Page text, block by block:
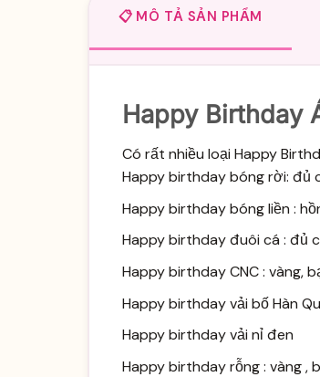
📋 MÔ TẢ SẢN PHẨM
Happy Birthday
Có rất nhiều loại Happy
Happy birthday bóng rời: đủ
Happy birthday bóng liền :
Happy birthday đuôi cá : đủ
Happy birthday CNC : vàng,
Happy birthday vải bố Hàn
Happy birthday vải nỉ đen
Happy birthday rỗng : vàng ,